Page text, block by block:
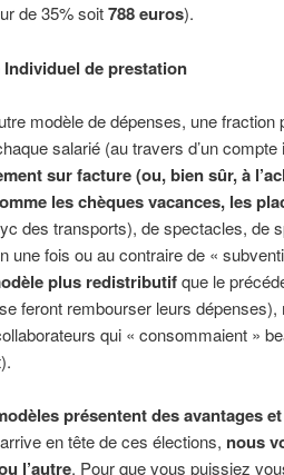
de 35% soit788 euros).
Individuel de prestation
modèle de dépenses, une
salarié (au travers d’un compte
sur facture (ou, bien sûr, à
les chèques vacances, les
des transports), de spectacles, de
une fois ou au contraire de «
plus redistributifque le
feront rembourser leurs
qui « consommaient »
présentent des avantages
en tête de ces élections, nous
l’autre. Pour que vous puissiez